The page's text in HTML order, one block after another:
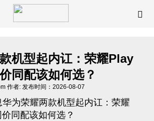
机型起内讧：荣耀Play
同配该如何选？
作者: 发布时间：2026-08-07
为荣耀两款机型起内讧：荣耀
同配该如何选？